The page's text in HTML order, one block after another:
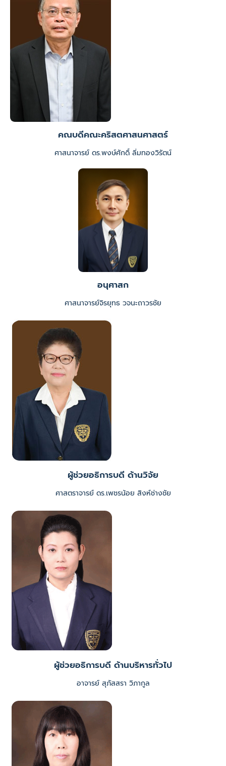
คณบดีคณะคริสตศาสนศาสตร์
ศาสนาจารย์ ดร.พงษ์ศักดิ์ ลิ่มทองวิรัตน์
อนุศาสก
ศาสนาจารย์จิรยุทธ วจนะถาวรชัย
ผู้ช่วยอธิการบดี ด้านวิจัย
ศาสตราจารย์ ดร.เพชรน้อย สิงห์ช่างชัย
ผู้ช่วยอธิการบดี ด้านบริหารทั่วไป
อาจารย์ สุภัสสรา วิภากูล